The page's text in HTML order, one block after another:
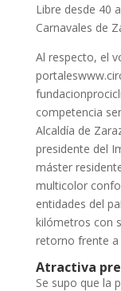
Libre desde 40
Carnavales de
Al respecto, el
competencia
Alcaldía de
presidente del
máster
multicolor
entidades del
kilómetros con
retorno frente a
Atractiva
Se supo que la